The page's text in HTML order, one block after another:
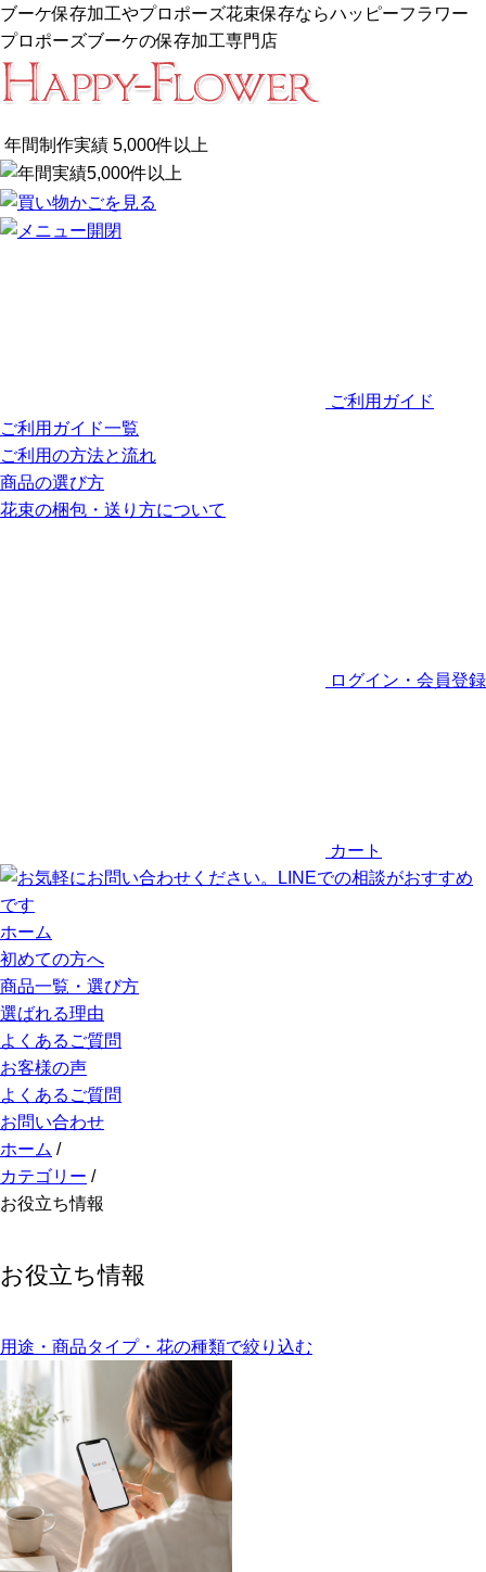
ブーケ保存加工やプロポーズ花束保存ならハッピーフラワー
プロポーズブーケの保存加工専門店
年間制作実績 5,000件以上
ご利用ガイド
ご利用ガイド一覧
ご利用の方法と流れ
商品の選び方
花束の梱包・送り方について
ログイン・会員登録
カート
ホーム
初めての方へ
商品一覧・選び方
選ばれる理由
よくあるご質問
お客様の声
よくあるご質問
お問い合わせ
ホーム /
カテゴリー /
お役立ち情報
お役立ち情報
用途・商品タイプ・花の種類で絞り込む